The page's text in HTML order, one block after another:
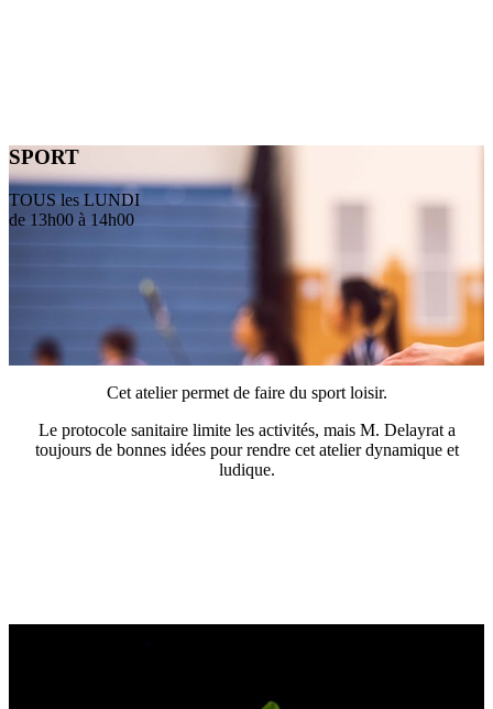
SPORT
TOUS les LUNDI
de 13h00 à 14h00
Cet atelier permet de faire du sport loisir.
Le protocole sanitaire limite les activités, mais M. Delayrat a
toujours de bonnes idées pour rendre cet atelier dynamique et
ludique.